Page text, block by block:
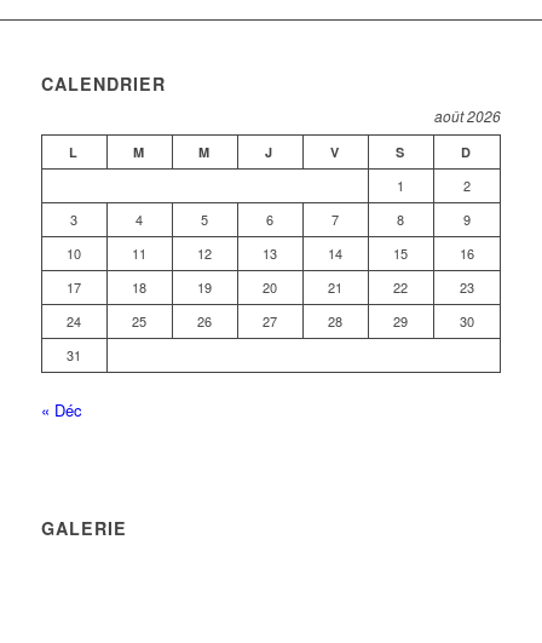
CALENDRIER
août 2026
L M M J V S D
1
2
3
4 5 6 7 8
9
10
11 12 13 14 15
16
17
18 19 20 21 22
23
24
25 26 27 28 29
30
31
« Déc
GALERIE